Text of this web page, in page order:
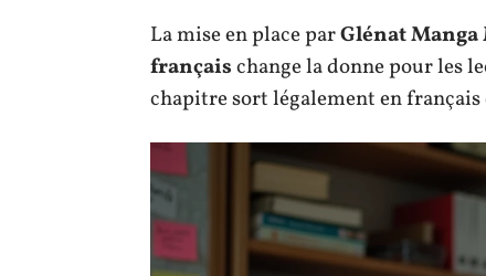
La mise en place parGlénat
françaischange la donne pour les
chapitre sort légalement en français